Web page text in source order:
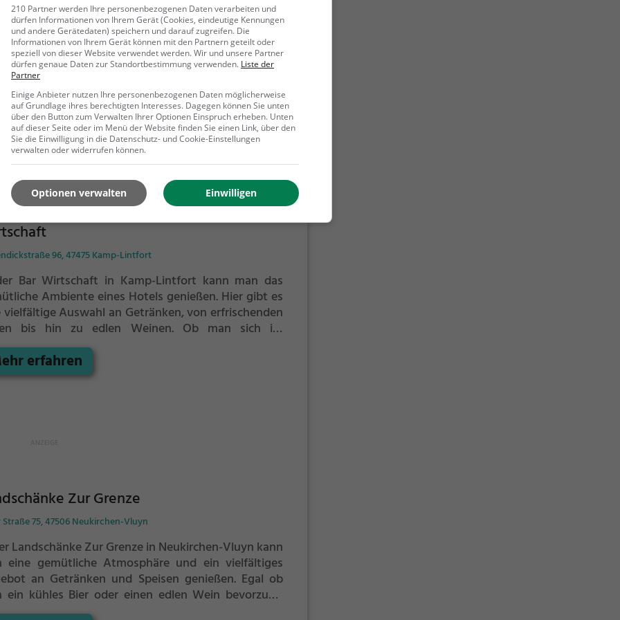
Weg 11A, 47608 Geldern
Eintrachtklause in Geldern kann man die perfekte
aus Gemütlichkeit und Geselligkeit erleben.
trifft man sich, um in entspannter Atmosphäre bei
kühlen Bier oder einem guten Glas Wein den
zu genießen. Das vielfältige Angebot an
und Speisen lässt keine Wünsche offen und
dafür, dass für jeden Geschmack etwas dabei ist.
alleine, mit Freunden oder in großer Runde, hier fühlt
sich direkt wohl. Die Eintrachtklause ist der perfekte
um dem Alltag zu entfliehen und einfach mal
Mehr erfahren
96, 47475 Kamp-Lintfort
Bar Wirtschaft in Kamp-Lintfort kann man das
Ambiente eines Hotels genießen. Hier gibt es
vielfältige Auswahl an Getränken, von erfrischenden
bis hin zu edlen Weinen. Ob man sich im
verwöhnen lässt oder in der freundlichen Bar
das zwanglose Hotel bietet für jeden
etwas. Zudem können Gäste den Innenpool,
Ausgangspunkt für einen unvergesslichen
erfahren
Zur Grenze
Straße 75, 47506 Neukirchen-Vluyn
Landschänke Zur Grenze in Neukirchen-Vluyn kann
eine gemütliche Atmosphäre und ein vielfältiges
an Getränken und Speisen genießen. Egal ob
ein kühles Bier oder einen edlen Wein bevorzugt,
man fündig. Das rustikale Ambiente lädt zum
210 Partner werden Ihre personenbezogenen Daten verarbeiten und
dürfen Informationen von Ihrem Gerät (Cookies, eindeutige Kennungen
und andere Gerätedaten) speichern und darauf zugreifen. Die
Informationen von Ihrem Gerät können mit den Partnern geteilt oder
speziell von dieser Website verwendet werden. Wir und unsere Partner
dürfen genaue Daten zur Standortbestimmung verwenden. Liste der
Partner
Einige Anbieter nutzen Ihre personenbezogenen Daten möglicherweise
auf Grundlage ihres berechtigten Interesses. Dagegen können Sie unten
über den Button zum Verwalten Ihrer Optionen Einspruch erheben. Unten
auf dieser Seite oder im Menü der Website finden Sie einen Link, über den
Sie die Einwilligung in die Datenschutz- und Cookie-Einstellungen
verwalten oder widerrufen können.
Einwilligen
Optionen verwalten